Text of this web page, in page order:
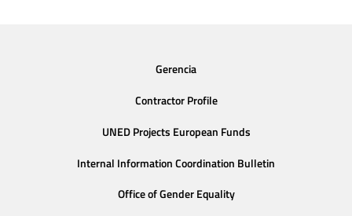
Gerencia
Contractor Profile
UNED Projects European Funds
Internal Information Coordination Bulletin
Office of Gender Equality